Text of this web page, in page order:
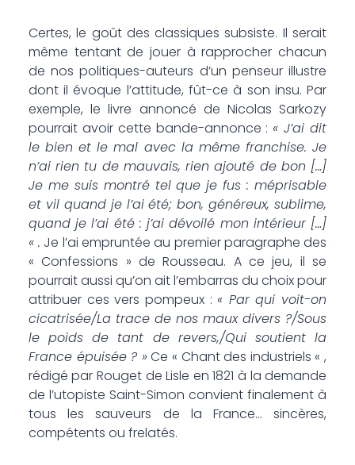
Certes, le goût des classiques subsiste. Il serait
même tentant de jouer à rapprocher chacun
de nos politiques-auteurs d’un penseur illustre
dont il évoque l’attitude, fût-ce à son insu. Par
exemple, le livre annoncé de Nicolas Sarkozy
pourrait avoir cette bande-annonce : « J’ai dit
le bien et le mal avec la même franchise. Je
n’ai rien tu de mauvais, rien ajouté de bon […]
Je me suis montré tel que je fus : méprisable
et vil quand je l’ai été; bon, généreux, sublime,
quand je l’ai été : j’ai dévoilé mon intérieur […]
« . Je l’ai empruntée au premier paragraphe des
« Confessions » de Rousseau. A ce jeu, il se
pourrait aussi qu’on ait l’embarras du choix pour
attribuer ces vers pompeux : « Par qui voit-on
cicatrisée/La trace de nos maux divers ?/Sous
le poids de tant de revers,/Qui soutient la
France épuisée ? » Ce « Chant des industriels « ,
rédigé par Rouget de Lisle en 1821 à la demande
de l’utopiste Saint-Simon convient finalement à
tous les sauveurs de la France… sincères,
compétents ou frelatés.